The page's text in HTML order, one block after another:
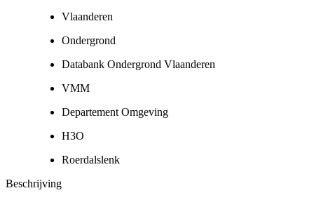
Vlaanderen
Ondergrond
Databank Ondergrond Vlaanderen
VMM
Departement Omgeving
H3O
Roerdalslenk
Beschrijving